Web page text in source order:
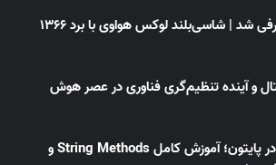
استلاتو G9 معرفی شد | شاسی‌بلند لوکس هواوی با برد ۱۳۶۶
و آینده تنظیم‌گری فناوری در عصر هوش
متدهای رشته در پایتون؛ آموزش کامل String Methods و